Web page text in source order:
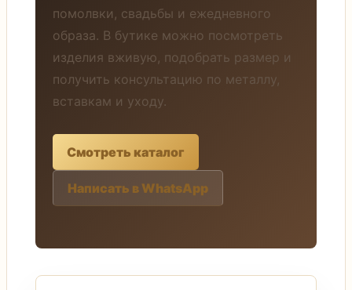
помолвки, свадьбы и ежедневного
образа. В бутике можно посмотреть
изделия вживую, подобрать размер и
получить консультацию по металлу,
вставкам и уходу.
Смотреть каталог
Написать в WhatsApp